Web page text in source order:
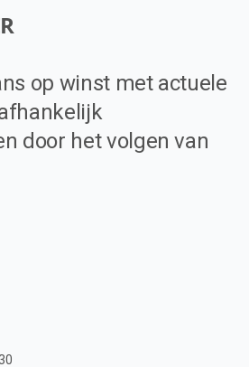
op winst met actuele
door het volgen van